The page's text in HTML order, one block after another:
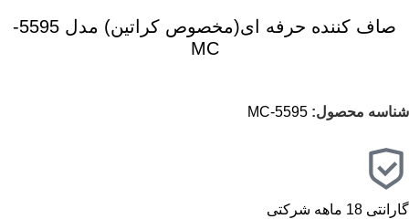
صاف کننده حرفه ای(مخصوص کراتین) مدل 5595-
MC
شناسه محصول: 5595-MC
گارانتی 18 ماهه شرکتی